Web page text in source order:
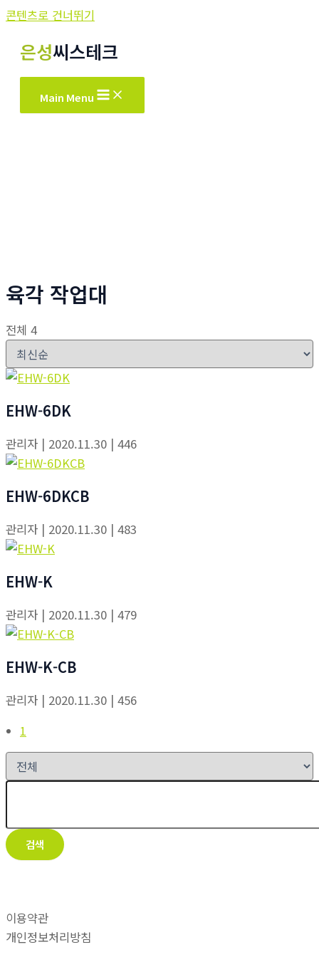
콘텐츠로 건너뛰기
은성씨스테크
Main Menu
육각 작업대
전체 4
EHW-6DK
관리자 | 2020.11.30 | 446
EHW-6DKCB
관리자 | 2020.11.30 | 483
EHW-K
관리자 | 2020.11.30 | 479
EHW-K-CB
관리자 | 2020.11.30 | 456
1
검색
이용약관
개인정보처리방침